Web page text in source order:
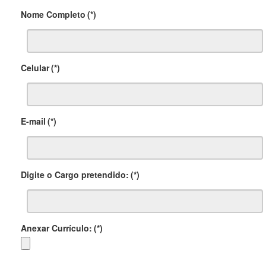
Nome Completo (*)
Celular(*)
E-mail (*)
Digite o Cargo pretendido: (*)
Anexar Currículo: (*)